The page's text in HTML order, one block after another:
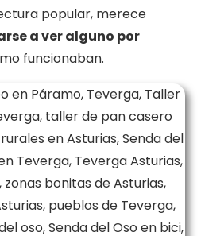
popular, merece
a ver alguno por
funcionaban.